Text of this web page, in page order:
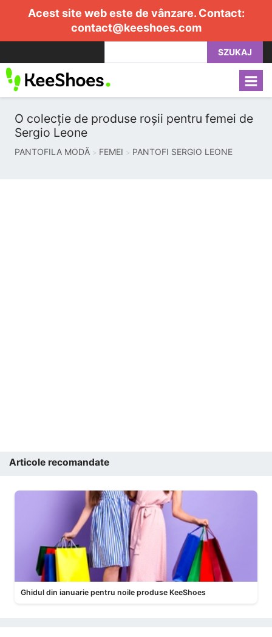
Acest site web este de vânzare. Contact:
contact@keeshoes.com
SZUKAJ
O colecție de produse roșii pentru femei de
Sergio Leone
PANTOFILA MODĂ FEMEI PANTOFI SERGIO LEONE
Articole recomandate
Ghidul din ianuarie pentru noile produse KeeShoes